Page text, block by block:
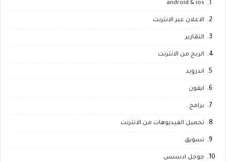
android & ios
الاعلان عبر الانترنت
التقارير
الربح من الانترنت
اندرويد
ايفون
برامج .
تحميل الفيديوهات من الانترنت
تسويق
جوجل ادسنس